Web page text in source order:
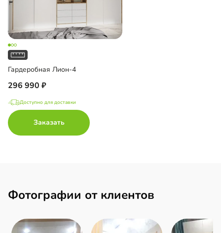
Гардеробная Лион-4
296 990
Доступно для доставки
Заказать
Фотографии от клиентов